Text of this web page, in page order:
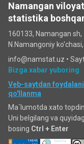
Namangan viloyat
statistika
160133, Namangan sh,
N.Namangoniy
info@namstat.uz •
Bizga xabar yuboring
Veb-saytdan
qo'llanma
Ma`lumotda xato
Uni belgilang va
bosing Ctrl + Enter